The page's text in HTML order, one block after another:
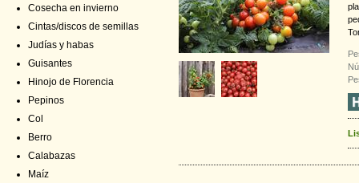
Cosecha en invierno
Cintas/discos de semillas
Judías y habas
Guisantes
Hinojo de Florencia
Pepinos
Col
Berro
Calabazas
Maíz